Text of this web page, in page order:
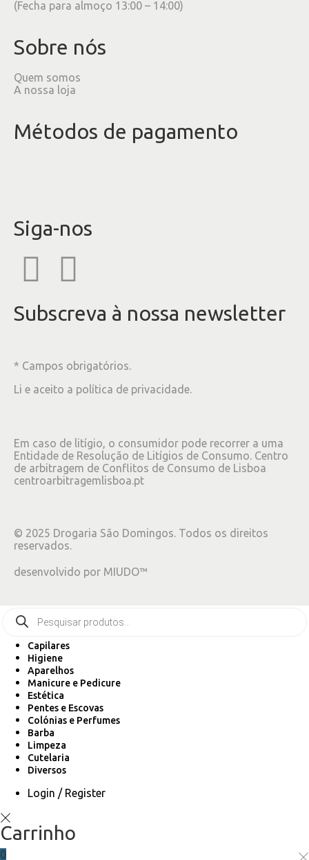
(Fecha para almoço 13:00 – 14:00)
Sobre nós
Quem somos
A nossa loja
Métodos de pagamento
Siga-nos
Subscreva à nossa newsletter
* Campos obrigatórios.
Li e aceito a política de privacidade.
Em caso de litígio, o consumidor pode recorrer a uma
Entidade de Resolução de Litígios de Consumo. Centro
de arbitragem de Conflitos de Consumo de Lisboa
centroarbitragemlisboa.pt
© 2025 Drogaria São Domingos. Todos os direitos
reservados.
desenvolvido por MIUDO™
Capilares
Higiene
Aparelhos
Manicure e Pedicure
Estética
Pentes e Escovas
Colónias e Perfumes
Barba
Limpeza
Cutelaria
Diversos
Login / Register
Carrinho
0